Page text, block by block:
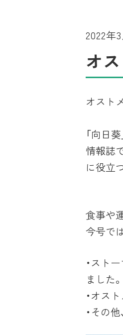
2022年
オ
オスト
「向日
情報誌
に役立
食事や
今号で
・スト
ました。
・オス
・その